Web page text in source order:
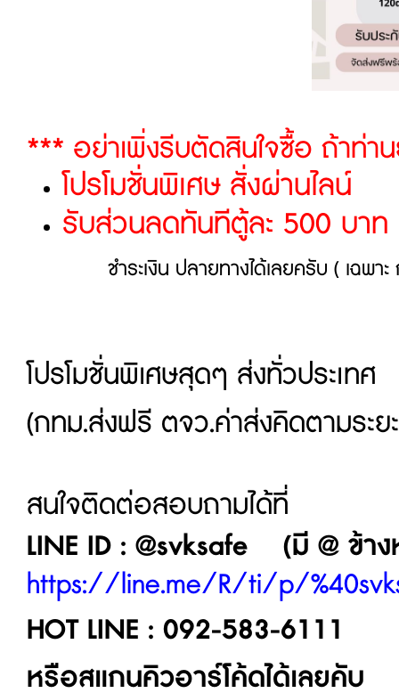
*** อย่าเพิ่งรีบตัดสินใจซื้อ ถ้าท่าน
โปรโมชั่นพิเศษ สั่งผ่านไลน์
รับส่วนลดทันทีตู้ละ 500 บาท
ชำระเงิน ปลายทางได้เลยครับ ( เฉพาะ
โปรโมชั่นพิเศษสุดๆ ส่งทั่วประเทศ
(กทม.ส่งฟรี ตจว.ค่าส่งคิดตามระย
สนใจติดต่อสอบถามได้ที่
LINE ID : @svksafe (มี @ ข้
https://line.me/R/ti/p/
HOT LINE : 092-583-6111
หรือสแกนคิวอาร์โค้ดได้เลยคับ